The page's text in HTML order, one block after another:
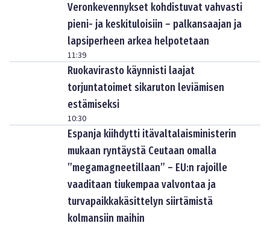
Veronkevennykset kohdistuvat vahvasti
pieni- ja keskituloisiin – palkansaajan ja
lapsiperheen arkea helpotetaan
11:39
Ruokavirasto käynnisti laajat
torjuntatoimet sikaruton leviämisen
estämiseksi
10:30
Espanja kiihdytti itävaltalaisministerin
mukaan ryntäystä Ceutaan omalla
”megamagneetillaan” – EU:n rajoille
vaaditaan tiukempaa valvontaa ja
turvapaikkakäsittelyn siirtämistä
kolmansiin maihin